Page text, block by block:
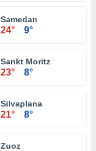
Samedan
24° 9°
Sankt Moritz
23° 8°
Silvaplana
21° 8°
Zuoz